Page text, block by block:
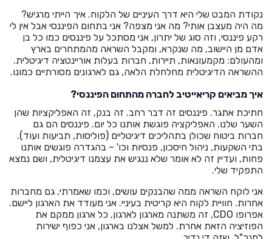
נקודת המבט שלי היא דרך העיניים של הלקוח. איך הייתי מרגיש?
מה היה מעצבן אותי? מה אני מצפה? אני בתחום הפיננסי אבל אין לי
רקע פיננסי, וזה סוג של יתרון, אני מסתכל על פיננסים כמו כל בן
אדם מן היישוב, מה שנקרא, ומקבל השראה מהמתחרים בארץ
ומהעולם: מקמעונאות, תיירות, חברות בעלות אוריינטציה דיגיטלית.
ההשראה הדיגיטלית מחלחלת הלאה, גם לארגונים מסורתיים כמונו.
איך מביאים קריאייטיב לחברה מהתחום הפיננסי?
חתיכת אתגר. פיננסים זה דבר רחב. זה בנק, זה האפליקציות שהן
השער שלנו. האפליקציה פוגשת אותנו כל יום. פיננסים הם גם
חברות ביטוח שכולן בתהליכים דיגיטליים (פוליסות, תביעות ועוד).
בתי השקעות, ניהול חיסכון, פנסיות וכו' – בהגדרה פוגשים אותנו
פחות, ועדיין זה לא אומר שלא ננגיש את עצמנו דיגיטלית, ושם נמצא
התפקיד שלי.
אני לוקח השראה ממה שהבנקים עושים, וכמו שאמרתי, גם מחברות
אחרות. חוויית לקוח היא קריטית בעיניי. אני מעודד את הארגון ליישם.
אפרופו CDO, זה משתנה מארגון לארגון, כל ארגון ממקם את
הפוזיציה הזאת אחרת. למשל אצלנו בארגון, אני כפוף ישירות